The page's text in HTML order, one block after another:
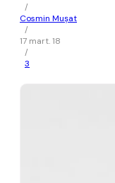
/
Cosmin Mușat
/
17 mart. 18
/
3